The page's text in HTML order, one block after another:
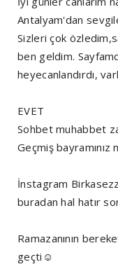
Antalyam'dan
Sizleri çok
ben geldim.
heyecanlandırdı,
EVET
Sohbet muhabbet
Geçmiş bayramınız
İnstagram
buradan hal hatır
Ramazanının
geçti☺️